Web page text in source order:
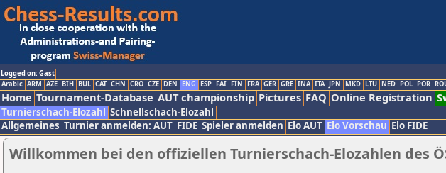
Logged on: Gast
Arabic ARM AZE BIH BUL CAT CHN CRO CZE DEN ENG ESP FAI FIN FRA GER GRE INA ITA JPN MKD LTU NED POL POR
Home Tournament-Database AUT championship Pictures FAQ Online Registration
Turnierschach-Elozahl Schnellschach-Elozahl
Allgemeines Turnier anmelden: AUT FIDE Spieler anmelden Elo AUT Elo Vorschau Elo FIDE
Willkommen bei den offiziellen Turnierschach-Elozahlen des